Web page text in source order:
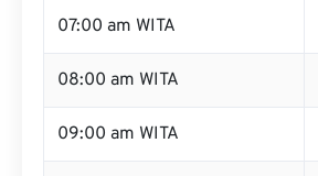
07:00 am WITA
08:00 am WITA
09:00 am WITA